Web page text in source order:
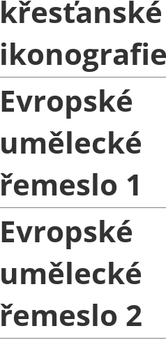
křesťanské
Evropské
umělecké
řemeslo 1
Evropské
umělecké
řemeslo 2